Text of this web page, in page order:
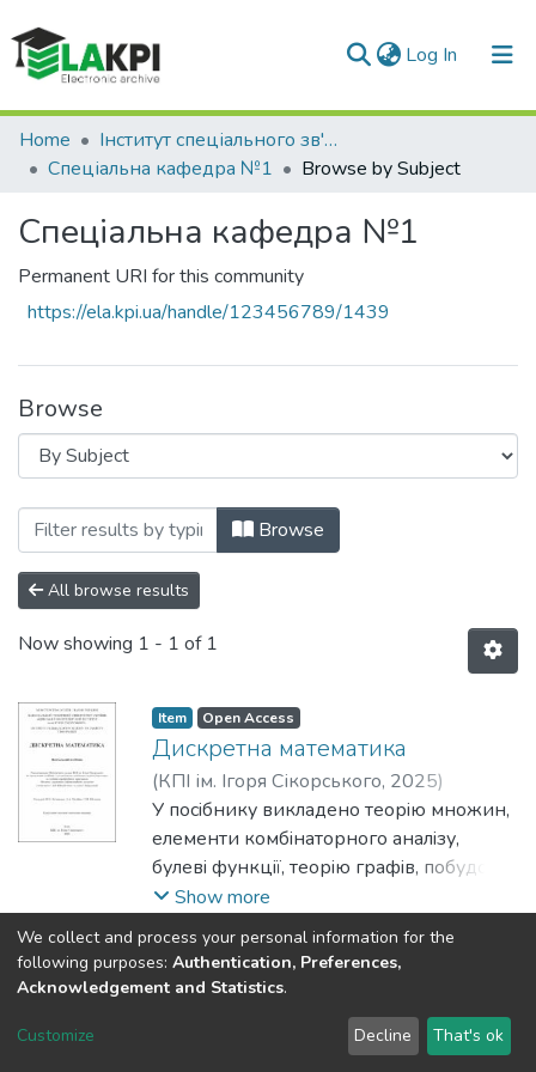
Log In (current)
Communities & Collections
All of DSpace
Home
Інститут спеціального зв'язку та захисту інформації (ІСЗЗІ)
Спеціальна кафедра №1
Browse by Subject
Спеціальна кафедра №1
Permanent URI for this community
https://ela.kpi.ua/handle/123456789/1439
Browse
Browsing Спеціальна кафедра №1 by
Browse
All browse results
Now showing 1 - 1 of 1
Item Open Access
Дискретна математика
(КПІ ім. Ігоря Сікорського, 2025)
Кучинська, Наталія;Матійко,
Александра;Шолохов, Сергій
У посiбнику викладено теорiю множин,
елементи комбiнаторного аналiзу,
булевi функцiї, теорiю графiв, побудову
та функцiонування скiнченних
автоматiв та основи теорiї складностi.
Наведений теоретичний матерiал
проiлюстровано рiзноманiтними
прикладами, мiстить вправи для
перевiрки рiвня засвоєння матерiалу
Show more
DSpace software copyright © 2002-2026 LYRASIS
Send Feedback
We collect and process your personal information for the
following purposes: Authentication, Preferences,
Acknowledgement and Statistics.
Customize Decline That's ok